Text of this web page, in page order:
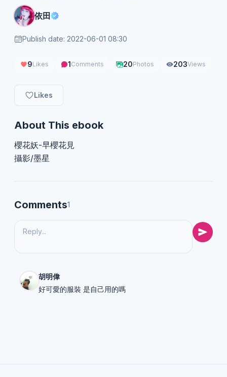
依田
Publish date: 2022-06-01 08:30
9Likes 1 Comments 20Photos 203Views
Likes
About This ebook
櫻花妖-早櫻花見
攝影/墨星
Comments1
胡明偉
好可愛的服裝 是自己用的嗎